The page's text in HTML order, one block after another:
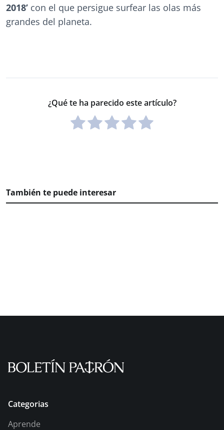
2018’ con el que persigue surfear las olas más
grandes del planeta.
¿Qué te ha parecido este artículo?
También te puede interesar
Categorias
Aprende